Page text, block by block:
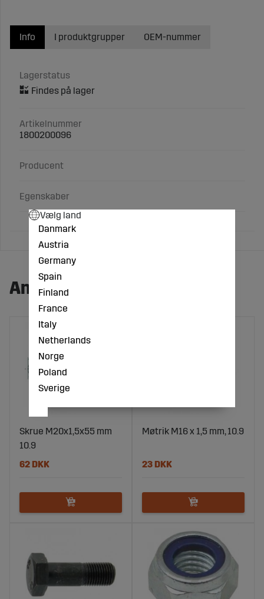
Info
Lagerstatus
Artikelnummer
1800200096
Producent
Egenskaber
I produktgrupper OEM-nummer
Andre købte også:
Skrue M20x1,5x55 mm
10.9
62 DKK
Møtrik M16 x 1,5 mm, 10.9
23 DKK
Vælg land
Danmark
Austria
Germany
Spain
Finland
France
Italy
Netherlands
Norge
Poland
Sverige